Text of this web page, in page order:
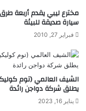
ت
ي
ة
ئ
ا
ل
م
ة
"
س
س
ل
ن
خ
مخترع ليبي يقدم أربعة طرق
سيارة صديقة للبيئة
فبراير 27, 2010
الشيف العالمي (توم
يطلق شركة دواجن رائدة
يناير 16, 2023